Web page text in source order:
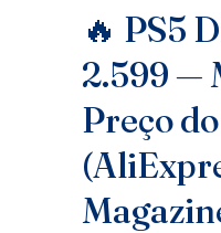
🔥 PS5
2.599 —
Preço